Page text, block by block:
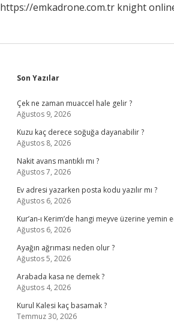
https://emkadrone.com.tr knight
Sidebar
Son Yazılar
Çek ne zaman muaccel hale gelir ?
Ağustos 9, 2026
Kuzu kaç derece soğuğa dayanabilir ?
Ağustos 8, 2026
Nakit avans mantıklı mı ?
Ağustos 7, 2026
Ev adresi yazarken posta kodu yazılır mı ?
Ağustos 6, 2026
Kur’an-ı Kerim’de hangi meyve üzerine yemin
Ağustos 6, 2026
Ayağın ağrıması neden olur ?
Ağustos 5, 2026
Arabada kasa ne demek ?
Ağustos 4, 2026
Kurul Kalesi kaç basamak ?
Temmuz 30, 2026